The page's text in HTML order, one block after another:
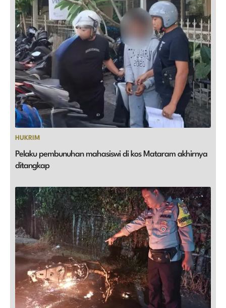
HUKRIM
Pelaku pembunuhan mahasiswi di kos Mataram akhirnya
ditangkap